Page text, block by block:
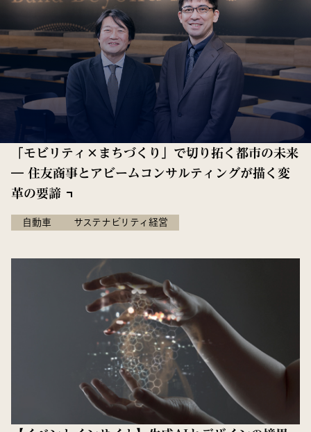
「モビリティ×まちづくり」で切り拓く都市の未来
― 住友商事とアビームコンサルティングが描く変
革の要諦
自動車 サステナビリティ経営